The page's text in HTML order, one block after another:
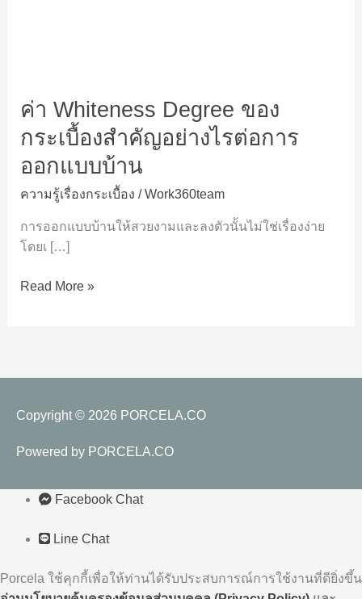
ค่า Whiteness Degree ของ
กระเบื้องสำคัญอย่างไรต่อการ
ออกแบบบ้าน
ความรู้เรื่องกระเบื้อง /Work360team
การออกแบบบ้านให้สวยงามและลงตัวนั้นไม่ใช่เรื่องง่าย
โดยเ […]
Degree
กระเบื้อง
สำคัญ
อย่างไร
การ
ออกแบบ
Read More »
Copyright © 2026 PORCELA.CO
Powered by PORCELA.CO
Facebook Chat
Line Chat
Porcela ใช้คุกกี้เพื่อให้ท่านได้รับประสบการณ์การใช้งานที่ดียิ่งขึ้น